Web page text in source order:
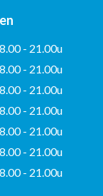
- 21.00u
- 21.00u
- 21.00u
- 21.00u
- 21.00u
- 21.00u
- 21.00u